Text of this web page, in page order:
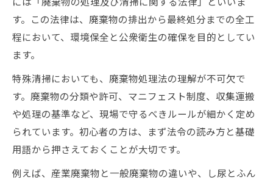
す。この法律は、廃棄物の排出から最終処分までの全工
程において、環境保全と公衆衛生の確保を目的としてい
ます。
特殊清掃においても、廃棄物処理法の理解が不可欠で
す。廃棄物の分類や許可、マニフェスト制度、収集運搬
や処理の基準など、現場で守るべきルールが細かく定め
られています。初心者の方は、まず法令の読み方と基礎
用語から押さえておくことが大切です。
例えば、産業廃棄物と一般廃棄物の違いや、し尿とふん